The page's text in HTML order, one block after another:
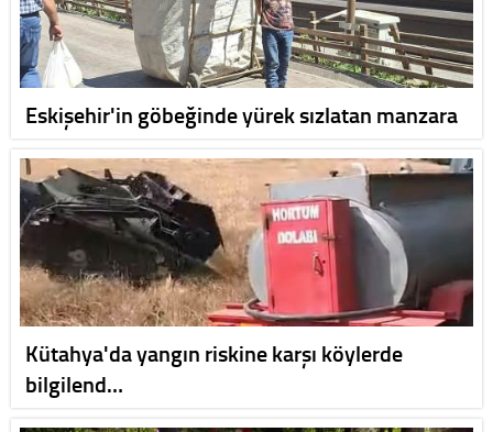
Eskişehir'in göbeğinde yürek sızlatan manzara
Kütahya'da yangın riskine karşı köylerde
bilgilend…